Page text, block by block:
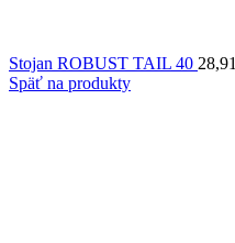
Stojan ROBUST TAIL 40 28,91
Späť na produkty